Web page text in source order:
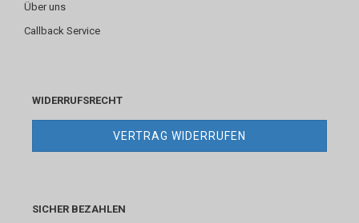
Über uns
Callback Service
WIDERRUFSRECHT
VERTRAG WIDERRUFEN
SICHER BEZAHLEN